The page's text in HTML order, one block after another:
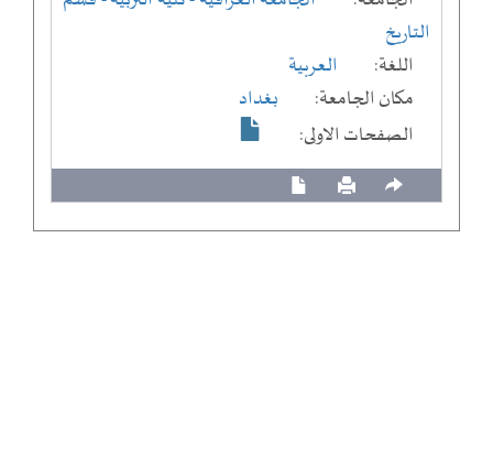
التاريخ
اللغة:
العربية
مكان الجامعة:
بغداد
الصفحات الاولى: